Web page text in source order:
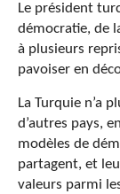
Le président
démocratie, de
à plusieurs
pavoiser en
La Turquie n’a
d’autres pays,
modèles de
partagent, et
valeurs parmi